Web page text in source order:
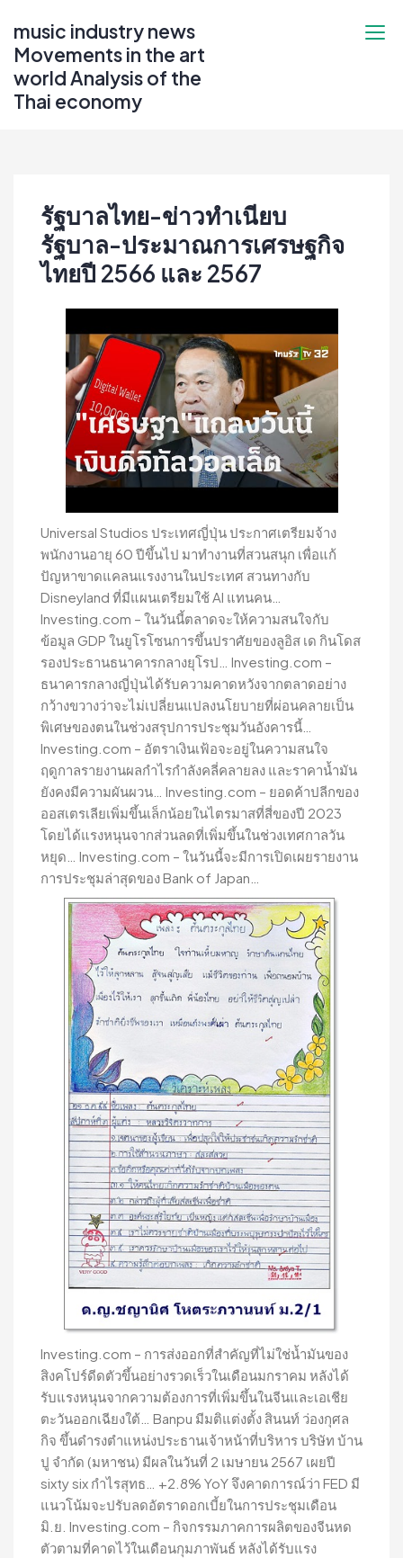
content
music industry news
Movements in the art
world Analysis of the
Thai economy
รัฐบาลไทย-ข่าวทำเนียบ
รัฐบาล-ประมาณการเศรษฐกิจ
ไทยปี 2566 และ 2567
Universal Studios ประเทศญี่ปุ่น ประกาศเตรียมจ้าง
พนักงานอายุ 60 ปีขึ้นไป มาทำงานที่สวนสนุก เพื่อแก้
ปัญหาขาดแคลนแรงงานในประเทศ สวนทางกับ
Disneyland ที่มีแผนเตรียมใช้ AI แทนคน…
Investing.com – ในวันนี้ตลาดจะให้ความสนใจกับ
ข้อมูล GDP ในยูโรโซนการขึ้นปราศัยของลูอิส เด กินโดส
รองประธานธนาคารกลางยุโรป… Investing.com –
ธนาคารกลางญี่ปุ่นได้รับความคาดหวังจากตลาดอย่าง
กว้างขวางว่าจะไม่เปลี่ยนแปลงนโยบายที่ผ่อนคลายเป็น
พิเศษของตนในช่วงสรุปการประชุมวันอังคารนี้…
Investing.com – อัตราเงินเฟ้อจะอยู่ในความสนใจ
ฤดูกาลรายงานผลกำไรกำลังคลี่คลายลง และราคาน้ำมัน
ยังคงมีความผันผวน… Investing.com – ยอดค้าปลีกของ
ออสเตรเลียเพิ่มขึ้นเล็กน้อยในไตรมาสที่สี่ของปี 2023
โดยได้แรงหนุนจากส่วนลดที่เพิ่มขึ้นในช่วงเทศกาลวัน
หยุด… Investing.com – ในวันนี้จะมีการเปิดเผยรายงาน
การประชุมล่าสุดของ Bank of Japan…
Investing.com – การส่งออกที่สำคัญที่ไม่ใช่น้ำมันของ
สิงคโปร์ดีดตัวขึ้นอย่างรวดเร็วในเดือนมกราคม หลังได้
รับแรงหนุนจากความต้องการที่เพิ่มขึ้นในจีนและเอเชีย
ตะวันออกเฉียงใต้… Banpu มีมติแต่งตั้ง สินนท์ ว่องกุศล
กิจ ขึ้นดำรงตำแหน่งประธานเจ้าหน้าที่บริหาร บริษัท บ้าน
ปู จำกัด (มหาชน) มีผลในวันที่ 2 เมษายน 2567 เผยปี
sixty six กำไรสุทธ… +2.8% YoY จึงคาดการณ์ว่า FED มี
แนวโน้มจะปรับลดอัตราดอกเบี้ยในการประชุมเดือน
มิ.ย. Investing.com – กิจกรรมภาคการผลิตของจีนหด
ตัวตามที่คาดไว้ในเดือนกุมภาพันธ์ หลังได้รับแรง